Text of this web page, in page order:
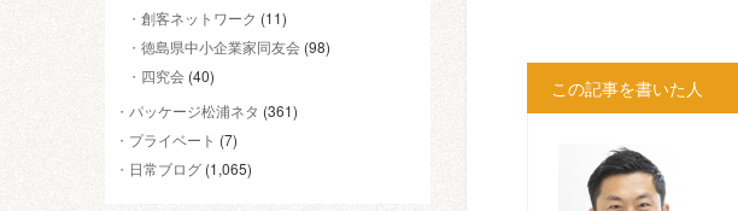
創客ネットワーク (11)
徳島県中小企業家同友会 (98)
四究会 (40)
パッケージ松浦ネタ (361)
プライベート (7)
日常ブログ (1,065)
この記事を書いた人